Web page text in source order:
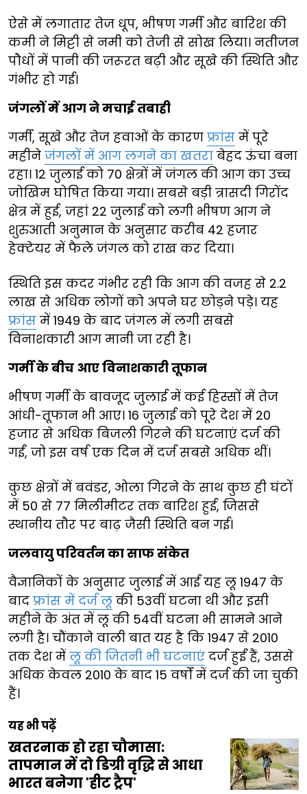
ऐसे में लगातार तेज धूप, भीषण गर्मी और बारिश की
कमी ने मिट्टी से नमी को तेजी से सोख लिया। नतीजन
पौधों में पानी की जरूरत बढ़ी और सूखे की स्थिति और
गंभीर हो गई।
जंगलों में आग ने मचाई तबाही
गर्मी, सूखे और तेज हवाओं के कारण फ्रांस में पूरे
महीने जंगलों में आग लगने का खतरा बेहद ऊंचा बना
रहा। 12 जुलाई को 70 क्षेत्रों में जंगल की आग का उच्च
जोखिम घोषित किया गया। सबसे बड़ी त्रासदी गिरोंद
क्षेत्र में हुई, जहां 22 जुलाई को लगी भीषण आग ने
शुरुआती अनुमान के अनुसार करीब 42 हजार
हेक्टेयर में फैले जंगल को राख कर दिया।
स्थिति इस कदर गंभीर रही कि आग की वजह से 2.2
लाख से अधिक लोगों को अपने घर छोड़ने पड़े। यह
फ्रांस में 1949 के बाद जंगल में लगी सबसे
विनाशकारी आग मानी जा रही है।
गर्मी के बीच आए विनाशकारी तूफान
भीषण गर्मी के बावजूद जुलाई में कई हिस्सों में तेज
आंधी-तूफान भी आए। 16 जुलाई को पूरे देश में 20
हजार से अधिक बिजली गिरने की घटनाएं दर्ज की
गईं, जो इस वर्ष एक दिन में दर्ज सबसे अधिक थीं।
कुछ क्षेत्रों में बवंडर, ओला गिरने के साथ कुछ ही घंटों
में 50 से 77 मिलीमीटर तक बारिश हुई, जिससे
स्थानीय तौर पर बाढ़ जैसी स्थिति बन गई।
जलवायु परिवर्तन का साफ संकेत
वैज्ञानिकों के अनुसार जुलाई में आई यह लू 1947 के
बाद फ्रांस में दर्ज लू की 53वीं घटना थी और इसी
महीने के अंत में लू की 54वीं घटना भी सामने आने
लगी है। चौंकाने वाली बात यह है कि 1947 से 2010
तक देश में लू की जितनी भी घटनाएं दर्ज हुईं हैं, उससे
अधिक केवल 2010 के बाद 15 वर्षों में दर्ज की जा चुकी
हैं।
यह भी पढ़ें
खतरनाक हो रहा चौमासा:
तापमान में दो डिग्री वृद्धि से आधा
भारत बनेगा 'हीट ट्रैप'